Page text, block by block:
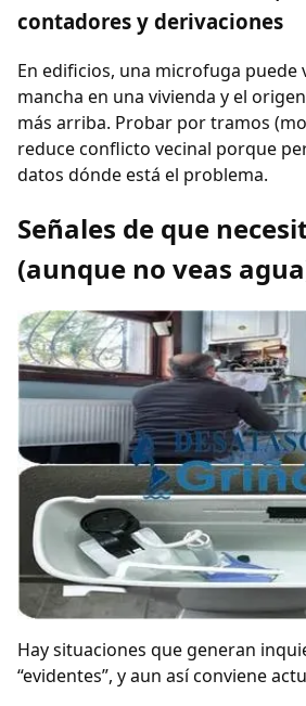
contadores y derivaciones
En edificios, una microfuga puede
mancha en una vivienda y el
más arriba. Probar por tramos
reduce conflicto vecinal porque
datos dónde está el problema.
Señales de que
(aunque no veas
Hay situaciones que generan
“evidentes”, y aun así conviene